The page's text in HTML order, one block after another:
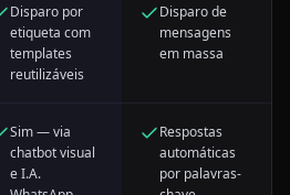
Disparo por
etiqueta com
templates
reutilizáveis
Disparo de
mensagens
em massa
Sim — via
chatbot visual
e I.A.
Respostas
automáticas
por palavras-